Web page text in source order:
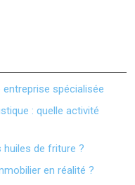
spécialisée
: quelle activité
de friture ?
en réalité ?